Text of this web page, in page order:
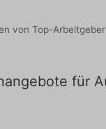
von Top-
für